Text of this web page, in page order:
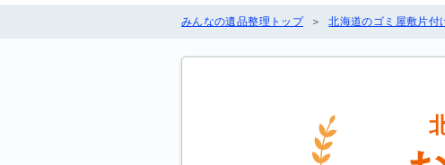
みんなの遺品整理トップ 北海道のゴミ屋敷片付